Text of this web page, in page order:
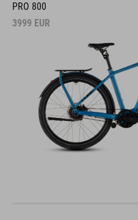
PRO 800
3999 EUR